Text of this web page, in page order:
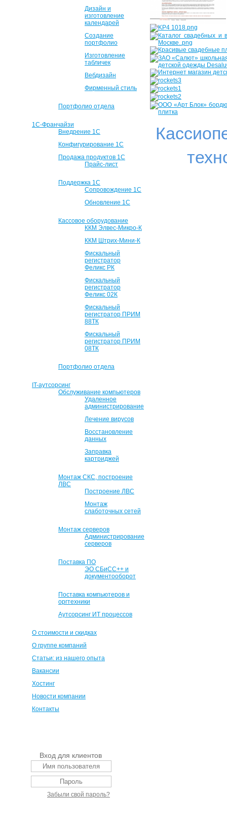
Дизайн и
изготовление
календарей
Создание
портфолио
Изготовление
табличек
Вебдизайн
Фирменный стиль
Портфолио отдела
1С-Франчайзи
Внедрение 1С
Конфигурирование 1С
Продажа продуктов 1С
Прайс-лист
Поддержка 1С
Сопровождение 1С
Обновление 1С
Кассовое оборудование
ККМ Элвес-Микро-К
ККМ Штрих-Мини-К
Фискальный
регистратор
Феликс РК
Фискальный
регистратор
Феликс 02К
Фискальный
регистратор ПРИМ
88ТК
Фискальный
регистратор ПРИМ
08ТК
Портфолио отдела
IT-аутсорсинг
Обслуживание компьютеров
Удаленное
администрирование
Лечение вирусов
Восстановление
данных
Заправка
картриджей
Монтаж СКС, построение
ЛВС
Построение ЛВС
Монтаж
слаботочных сетей
Монтаж серверов
Администрирование
серверов
Поставка ПО
ЭО СБиСС++ и
документооборот
Поставка компьютеров и
оргтехники
Аутсорсинг ИТ процессов
О стоимости и скидках
О группе компаний
Статьи: из нашего опыта
Вакансии
Хостинг
Новости компании
Контакты
Вход для клиентов
Забыли свой пароль?